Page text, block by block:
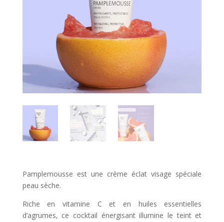
Pamplemousse est une crème éclat visage spéciale
peau sèche.
Riche en vitamine C et en huiles essentielles
d’agrumes, ce cocktail énergisant illumine le teint et